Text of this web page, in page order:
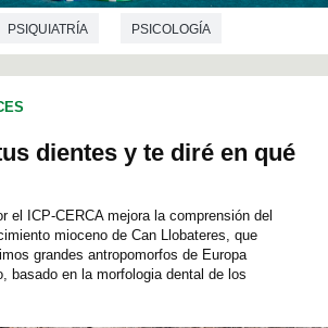
PSIQUIATRÍA PSICOLOGÍA
dientes y te diré en qué
el ICP-CERCA mejora la comprensión del
mioceno de Can Llobateres, que
grandes antropomorfos de Europa
basado en la morfologia dental de los